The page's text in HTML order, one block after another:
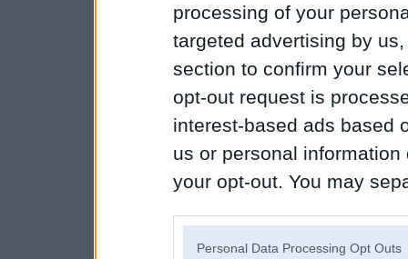
processing of your
targeted advertising by
section to confirm your
opt-out request is
interest-based ads based
us or personal
your opt-out. You may
Personal Data Processing Opt Outs